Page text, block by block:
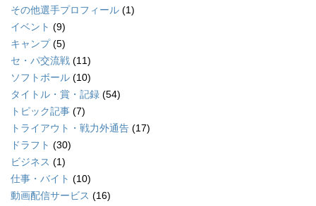
その他選手プロフィール (1)
イベント (9)
キャンプ(5)
セ・パ交流戦 (11)
ソフトボール (10)
タイトル・賞・記録 (54)
トピック記事 (7)
トライアウト・戦力外通告 (17)
ドラフト (30)
ビジネス (1)
仕事・バイト (10)
動画配信サービス (16)